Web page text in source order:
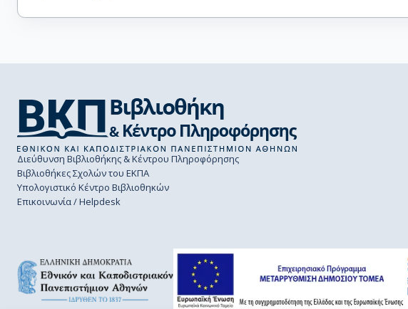
Διεύθυνση Βιβλιοθήκης & Κέντρου Πληροφόρησης
Βιβλιοθήκες Σχολών του ΕΚΠΑ
Υπολογιστικό Κέντρο Βιβλιοθηκών
Επικοινωνία / Helpdesk